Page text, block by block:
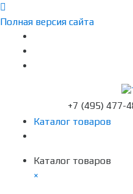
Полная версия сайта
+7 (495) 477-
Каталог товаров
Каталог товаров
×